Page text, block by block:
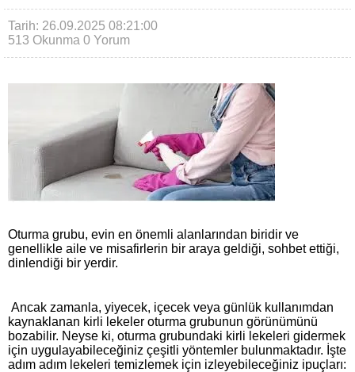
Tarih: 26.09.2025 08:21:00
513 Okunma 0 Yorum
Oturma grubu, evin en önemli alanlarından biridir ve
genellikle aile ve misafirlerin bir araya geldiği, sohbet ettiği,
dinlendiği bir yerdir.
Ancak zamanla, yiyecek, içecek veya günlük kullanımdan
kaynaklanan kirli lekeler oturma grubunun görünümünü
bozabilir. Neyse ki, oturma grubundaki kirli lekeleri gidermek
için uygulayabileceğiniz çeşitli yöntemler bulunmaktadır. İşte
adım adım lekeleri temizlemek için izleyebileceğiniz ipuçları: